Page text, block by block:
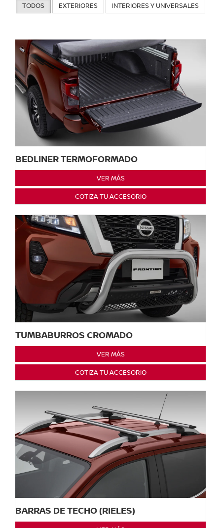
TODOS EXTERIORES INTERIORES Y UNIVERSALES
BEDLINER TERMOFORMADO
VER MÁS
COTIZA TU ACCESORIO
TUMBABURROS CROMADO
VER MÁS
COTIZA TU ACCESORIO
BARRAS DE TECHO (RIELES)